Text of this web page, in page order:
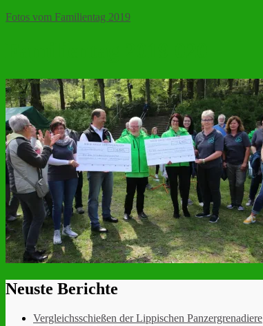
Fotos vom Familientag 2019
Neuste Berichte
Vergleichsschießen der Lippischen Panzergrenadiere